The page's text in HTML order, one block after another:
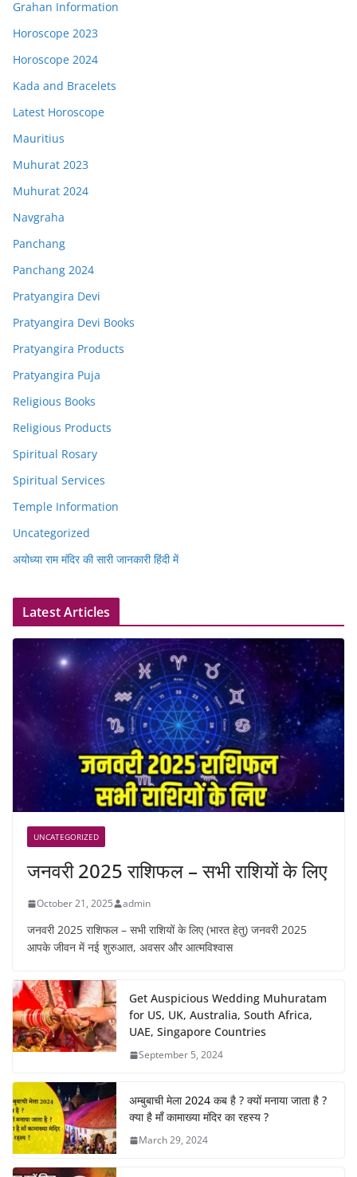
Grahan Information
Horoscope 2023
Horoscope 2024
Kada and Bracelets
Latest Horoscope
Mauritius
Muhurat 2023
Muhurat 2024
Navgraha
Panchang
Panchang 2024
Pratyangira Devi
Pratyangira Devi Books
Pratyangira Products
Pratyangira Puja
Religious Books
Religious Products
Spiritual Rosary
Spiritual Services
Temple Information
Uncategorized
अयोध्या राम मंदिर की सारी जानकारी हिंदी में
Latest Articles
UNCATEGORIZED
जनवरी 2025 राशिफल – सभी राशियों के लिए
October 21, 2025 admin
जनवरी 2025 राशिफल – सभी राशियों के लिए (भारत हेतु) जनवरी 2025
आपके जीवन में नई शुरुआत, अवसर और आत्मविश्वास
Get Auspicious Wedding Muhuratam
for US, UK, Australia, South Africa,
UAE, Singapore Countries
September 5, 2024
अम्बुबाची मेला 2024 कब है ? क्यों मनाया जाता है ?
क्या है माँ कामाख्या मंदिर का रहस्य ?
March 29, 2024